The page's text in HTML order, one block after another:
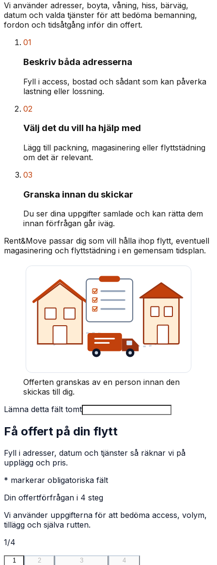
Vi använder adresser, boyta, våning, hiss, bärväg,
datum och valda tjänster för att bedöma bemanning,
fordon och tidsåtgång inför din offert.
01
Beskriv båda adresserna
Fyll i access, bostad och sådant som kan påverka
lastning eller lossning.
02
Välj det du vill ha hjälp med
Lägg till packning, magasinering eller flyttstädning
om det är relevant.
03
Granska innan du skickar
Du ser dina uppgifter samlade och kan rätta dem
innan förfrågan går iväg.
Rent&Move passar dig som vill hålla ihop flytt, eventuell
magasinering och flyttstädning i en gemensam tidsplan.
Offerten granskas av en person innan den
skickas till dig.
Lämna detta fält tomt
Få offert på din flytt
Fyll i adresser, datum och tjänster så räknar vi på
upplägg och pris.
* markerar obligatoriska fält
Din offertförfrågan i 4 steg
Vi använder uppgifterna för att bedöma access, volym,
tillägg och själva rutten.
1/4
1 2 3 4